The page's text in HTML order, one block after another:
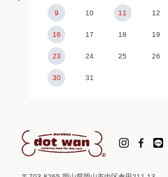
9 10 11 12
16 17 18 19
23 24 25 26
30 31